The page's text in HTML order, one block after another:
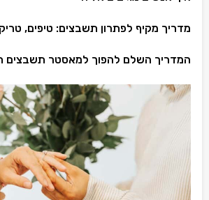
מדריך מקיף לפתרון תשבצים: טיפים,
המדריך השלם להפוך למאסטר תשבצים